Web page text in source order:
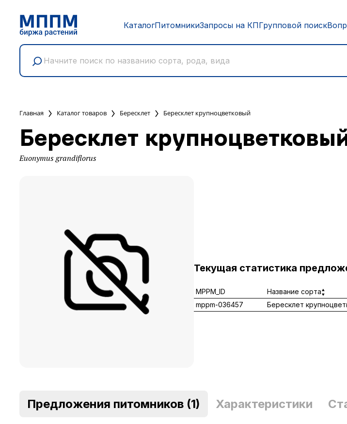
КаталогПитомникиЗапросы на КПГрупповой поиск
Главная Каталог товаров Бересклет Бересклет крупноцветковый
Бересклет
Euonymus grandiflorus
Текущая статистика
MPPM_ID Название сорта
mppm-036457
Бересклет
Предложения питомников (1) Характеристики